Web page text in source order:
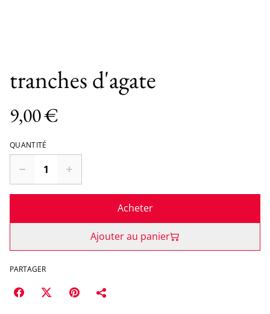
tranches d'agate
9,00 €
QUANTITÉ
Acheter
Ajouter au panier
PARTAGER